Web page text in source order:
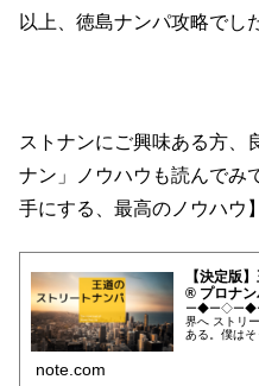
以上、徳島ナンパ攻略でし
ストナンにご興味ある方、
ナン」ノウハウも読んでみ
手にする、最高のノウハウ
【決定版
® プロナン
ー◆ー◇ー◆
界へ ストリ
ある。僕は
note.com